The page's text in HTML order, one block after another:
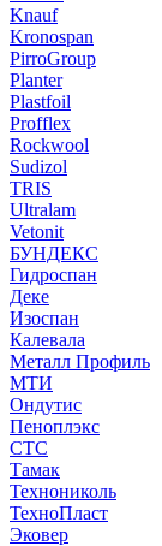
Knauf
Kronospan
PirroGroup
Planter
Plastfoil
Profflex
Rockwool
Sudizol
TRIS
Ultralam
Vetonit
БУНДЕКС
Гидроспан
Деке
Изоспан
Калевала
Металл Профиль
МТИ
Ондутис
Пеноплэкс
СТС
Тамак
Технониколь
ТехноПласт
Эковер